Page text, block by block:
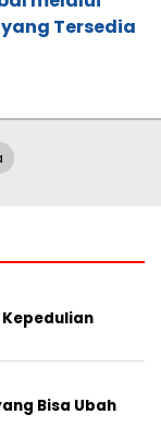
yang Tersedia
Kepedulian
Bisa Ubah